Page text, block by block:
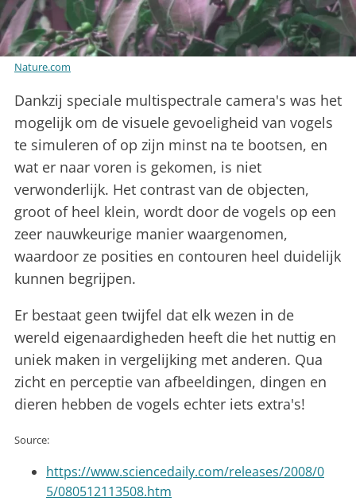
Nature.com
Dankzij speciale multispectrale camera's was het
mogelijk om de visuele gevoeligheid van vogels
te simuleren of op zijn minst na te bootsen, en
wat er naar voren is gekomen, is niet
verwonderlijk. Het contrast van de objecten,
groot of heel klein, wordt door de vogels op een
zeer nauwkeurige manier waargenomen,
waardoor ze posities en contouren heel duidelijk
kunnen begrijpen.
Er bestaat geen twijfel dat elk wezen in de
wereld eigenaardigheden heeft die het nuttig en
uniek maken in vergelijking met anderen. Qua
zicht en perceptie van afbeeldingen, dingen en
dieren hebben de vogels echter iets extra's!
Source:
https://www.sciencedaily.com/releases/2008/0
5/080512113508.htm